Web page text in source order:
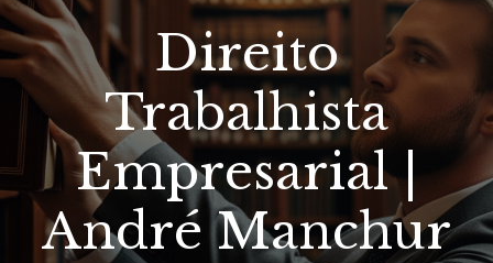
Direito
Trabalhista
Empresarial |
André Manchur